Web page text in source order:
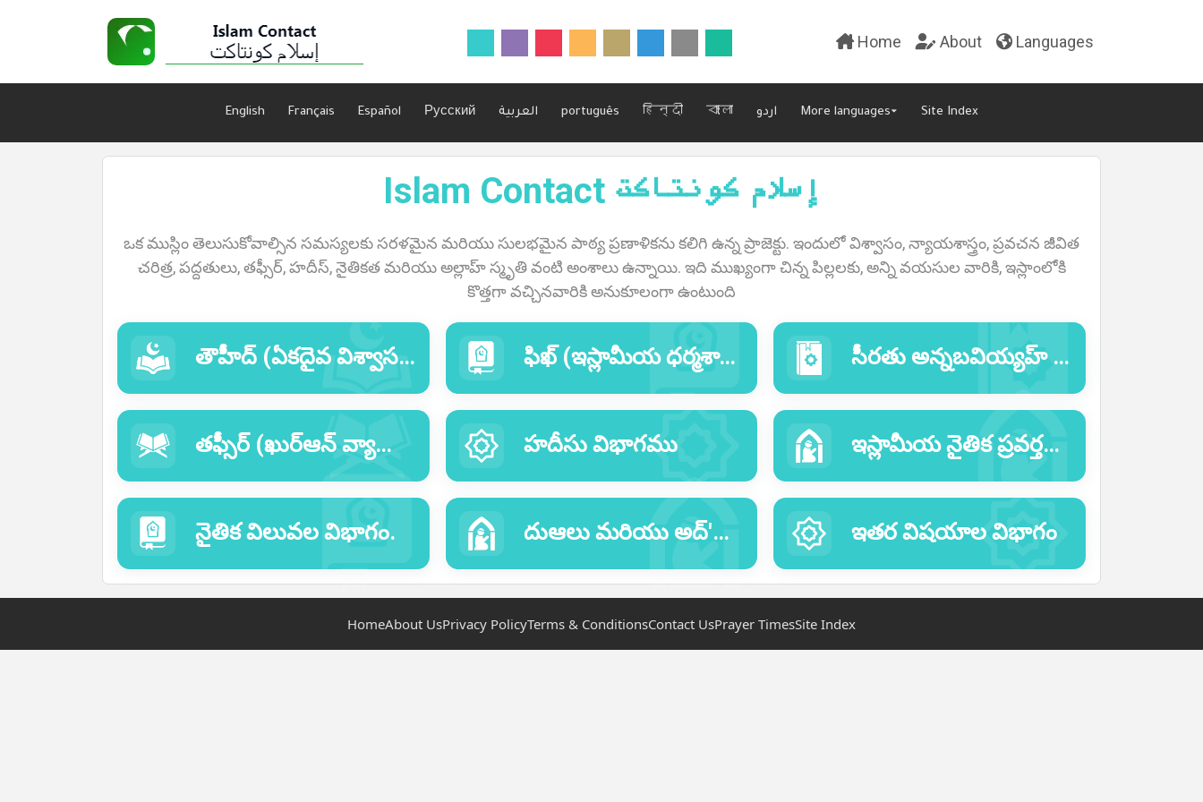
Home About Languages
English Français Español Русский العربية português हिन्दी বাংলা اردو More languages▾ Site Index
Islam Contact إسلام كونتاكت
ఒక ముస్లిం తెలుసుకోవాల్సిన సమస్యలకు సరళమైన మరియు సులభమైన పాఠ్య ప్రణాళికను కలిగి ఉన్న ప్రాజెక్టు. ఇందులో విశ్వాసం, న్యాయశాస్త్రం, ప్రవచన జీవిత
చరిత్ర, పద్దతులు, తఫ్సీర్, హదీస్, నైతికత మరియు అల్లాహ్ స్మృతి వంటి అంశాలు ఉన్నాయి. ఇది ముఖ్యంగా చిన్న పిల్లలకు, అన్ని వయసుల వారికి, ఇస్లాంలోకి
కొత్తగా వచ్చినవారికి అనుకూలంగా ఉంటుంది
తౌహీద్ (ఏకదైవ విశ్వాస) విభాగము ఫిఖ్ (ఇస్లామీయ ధర్మశాస్త్ర) విభాగము సీరతు అన్నబవియ్యహ్ (ప్రవక్త ముహమ్మద్ సల్లల్లాహు అలైహి వసల్లం యొక్క జీవితచరిత్ర:
తఫ్సీర్ (ఖుర్ఆన్ వ్యాఖ్యాన) విభాగము హదీసు విభాగము ఇస్లామీయ నైతిక ప్రవర్తనల విభాగం
నైతిక విలువల విభాగం. దుఆలు మరియు అద్'కార్ ల విభాగము ఇతర విషయాల విభాగం
HomeAbout UsPrivacy PolicyTerms & ConditionsContact UsPrayer TimesSite Index